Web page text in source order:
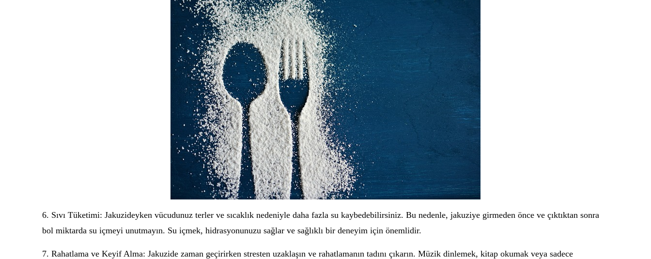
6. Sıvı Tüketimi: Jakuzideyken vücudunuz terler ve sıcaklık nedeniyle daha fazla su kaybedebilirsiniz. Bu nedenle, jakuziye girmeden önce ve çıktıktan sonra
bol miktarda su içmeyi unutmayın. Su içmek, hidrasyonunuzu sağlar ve sağlıklı bir deneyim için önemlidir.
7. Rahatlama ve Keyif Alma: Jakuzide zaman geçirirken stresten uzaklaşın ve rahatlamanın tadını çıkarın. Müzik dinlemek, kitap okumak veya sadece